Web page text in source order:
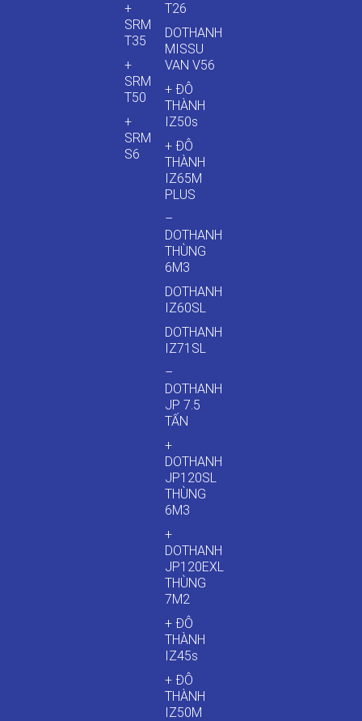
+
SRM
T35
+
SRM
T50
+
SRM
S6
T26
DOTHANH
MISSU
VAN V56
+ ĐÔ
THÀNH
IZ50s
+ ĐÔ
THÀNH
IZ65M
PLUS
–
DOTHANH
THÙNG
6M3
DOTHANH
IZ60SL
DOTHANH
IZ71SL
–
DOTHANH
JP 7.5
TẤN
+
DOTHANH
JP120SL
THÙNG
6M3
+
DOTHANH
JP120EXL
THÙNG
7M2
+ ĐÔ
THÀNH
IZ45s
+ ĐÔ
THÀNH
IZ50M